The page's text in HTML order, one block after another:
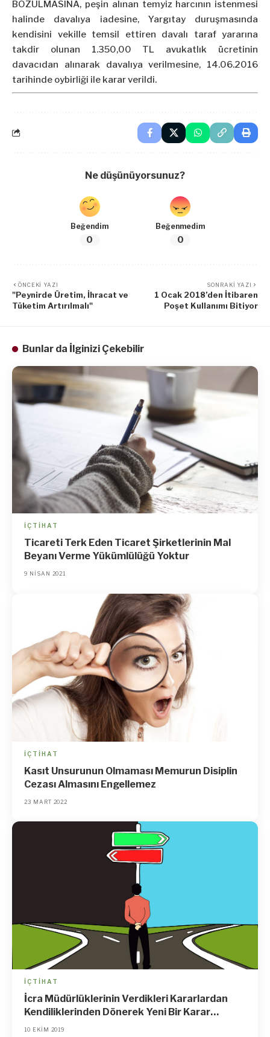
BOZULMASINA, peşin alınan temyiz harcının istenmesi
halinde davalıya iadesine, Yargıtay duruşmasında
kendisini vekille temsil ettiren davalı taraf yararına
takdir olunan 1.350,00 TL avukatlık ücretinin
davacıdan alınarak davalıya verilmesine, 14.06.2016
tarihinde oybirliği ile karar verildi.
Ne düşünüyorsunuz?
Beğendim
0
Beğenmedim
0
ÖNCEKI YAZI
"Peynirde Üretim, İhracat ve
Tüketim Artırılmalı"
SONRAKI YAZI
1 Ocak 2018’den İtibaren
Poşet Kullanımı Bitiyor
Bunlar da İlginizi Çekebilir
İÇTIHAT
Ticareti Terk Eden Ticaret Şirketlerinin Mal
Beyanı Verme Yükümlülüğü Yoktur
9 NISAN 2021
İÇTIHAT
Kasıt Unsurunun Olmaması Memurun Disiplin
Cezası Almasını Engellemez
23 MART 2022
İÇTIHAT
İcra Müdürlüklerinin Verdikleri Kararlardan
Kendiliklerinden Dönerek Yeni Bir Karar
Vermeleri Mümkün Değildir
10 EKIM 2019